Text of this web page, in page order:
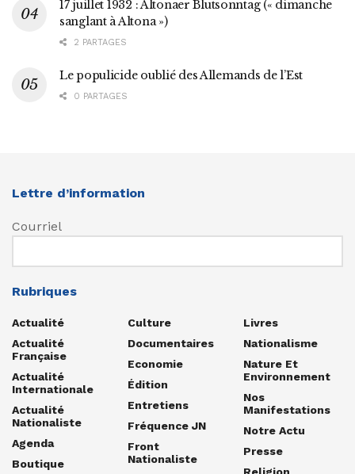
17 juillet 1932 : Altonaer Blutsonntag (« dimanche
sanglant à Altona »)
2 PARTAGES
Le populicide oublié des Allemands de l’Est
0 PARTAGES
Lettre d’information
Courriel
Rubriques
Actualité
Actualité
Française
Actualité
Internationale
Actualité
Nationaliste
Agenda
Boutique
Culture
Documentaires
Economie
Édition
Entretiens
Fréquence JN
Front
Nationaliste
Livres
Nationalisme
Nature Et
Environnement
Nos
Manifestations
Notre Actu
Presse